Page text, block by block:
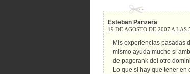
Esteban Panzera
19 DE AGOSTO DE 2007 A LAS
Mis experiencias pasadas
mismo ayuda mucho si
de pagerank del otro
Lo que si hay que tener